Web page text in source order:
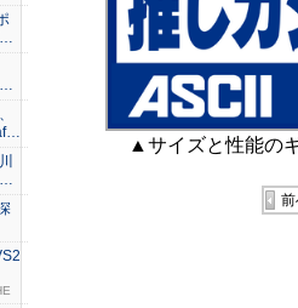
▲サイズと性能の
前